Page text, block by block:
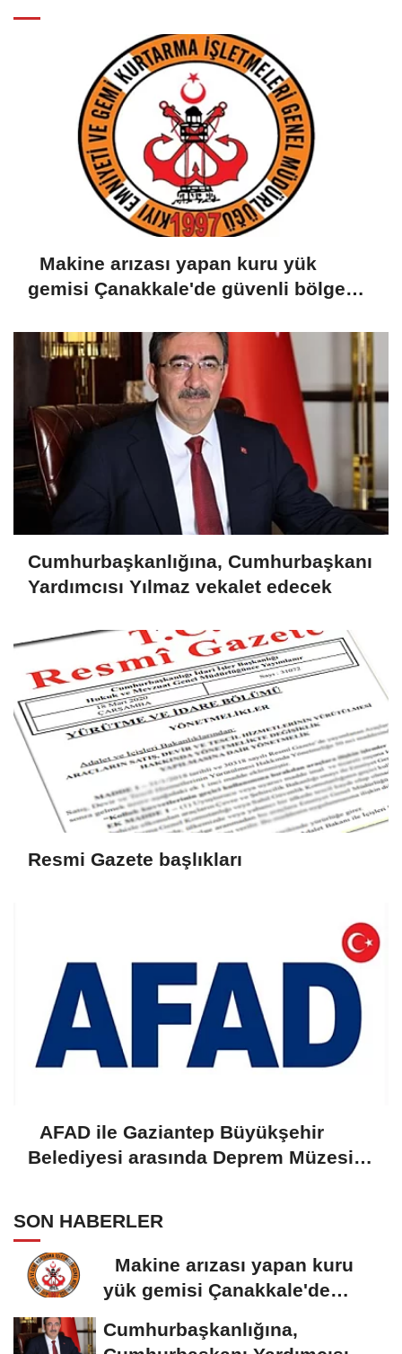
Makine arızası yapan kuru yük
gemisi Çanakkale'de güvenli bölgeye
Cumhurbaşkanlığına, Cumhurbaşkanı
Yardımcısı Yılmaz vekalet edecek
Resmi Gazete başlıkları
AFAD ile Gaziantep Büyükşehir
Belediyesi arasında Deprem Müzesi
SON HABERLER
Makine arızası yapan kuru
yük gemisi Çanakkale'de
Cumhurbaşkanlığına,